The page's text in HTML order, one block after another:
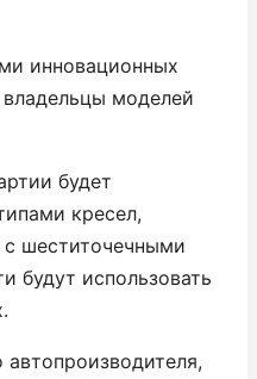
инновационных
моделей
будет
кресел,
шеститочечными
будут использовать